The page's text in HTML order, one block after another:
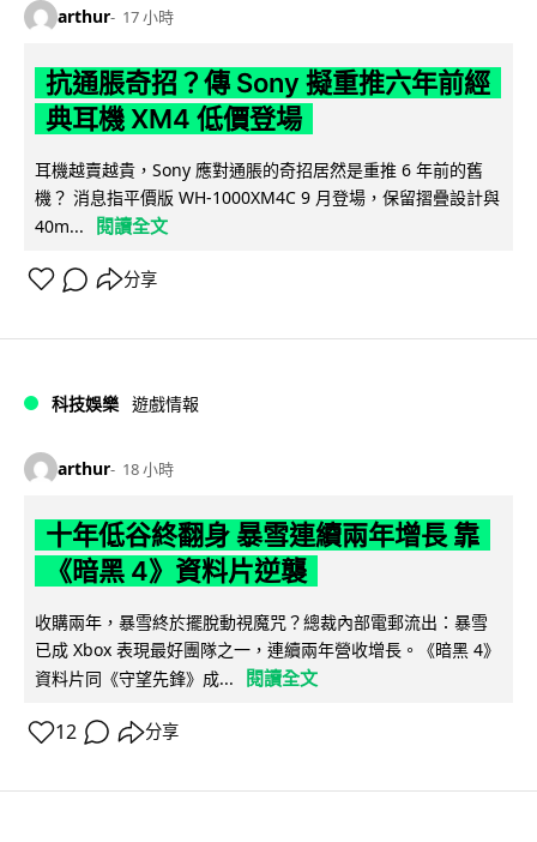
arthur 17 小時
抗通脹奇招？傳 Sony 擬重推六年前經
典耳機 XM4 低價登場
耳機越賣越貴，Sony 應對通脹的奇招居然是重推 6 年前的舊
機？ 消息指平價版 WH-1000XM4C 9 月登場，保留摺疊設計與
40m...
閱讀全文
分享
科技娛樂 遊戲情報
arthur 18 小時
十年低谷終翻身 暴雪連續兩年增長 靠
《暗黑 4》資料片逆襲
收購兩年，暴雪終於擺脫動視魔咒？總裁內部電郵流出：暴雪
已成 Xbox 表現最好團隊之一，連續兩年營收增長。《暗黑 4》
資料片同《守望先鋒》成...
閱讀全文
12 分享